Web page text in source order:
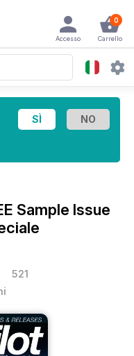
0
Carrello
Accesso
Sample Issue
521